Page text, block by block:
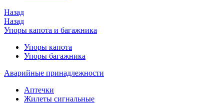
Назад
Назад
Упоры капота и багажника
Упоры капота
Упоры багажника
Аварийные принадлежности
Аптечки
Жилеты сигнальные